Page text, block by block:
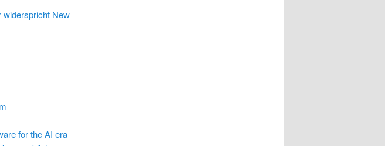
widerspricht New
for the AI era